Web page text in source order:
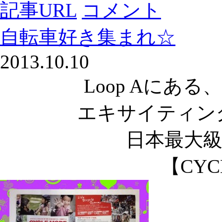
Email
記事URL コメント
自転車好き集まれ☆
2013.10.10
Loop Aにある
エキサイティン
日本最大
【